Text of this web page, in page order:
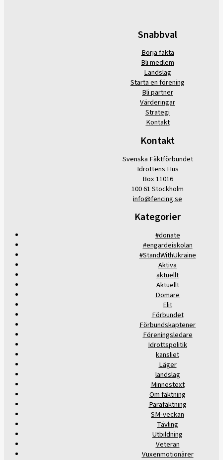
Snabbval
Börja fäkta
Bli medlem
Landslag
Starta en förening
Bli partner
Värderingar
Strategi
Kontakt
Kontakt
Svenska Fäktförbundet
Idrottens Hus
Box 11016
100 61 Stockholm
info@fencing.se
Kategorier
#donate
#engardeiskolan
#StandWithUkraine
Aktiva
aktuellt
Aktuellt
Domare
Elit
Förbundet
Förbundskaptener
Föreningsledare
Idrottspolitik
kansliet
Läger
landslag
Minnestext
Om fäktning
Parafäktning
SM-veckan
Tävling
Utbildning
Veteran
Vuxenmotionärer